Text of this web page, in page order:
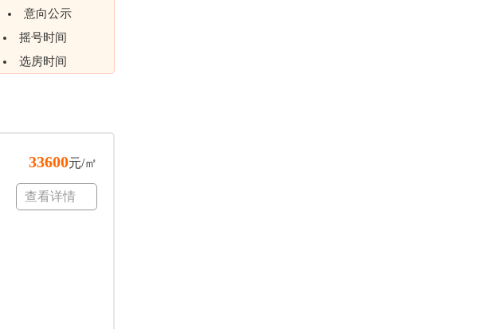
意向公示
摇号时间
选房时间
33600元/㎡
查看详情